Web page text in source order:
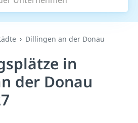
Dillingen an der Donau
in
der Donau